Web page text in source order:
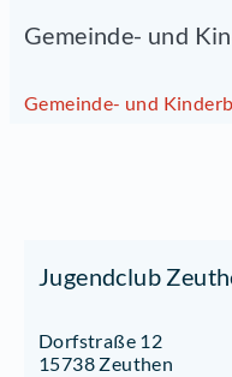
Gemeinde- und
Gemeinde- und
Jugendclub
Dorfstraße 12
15738 Zeuthen